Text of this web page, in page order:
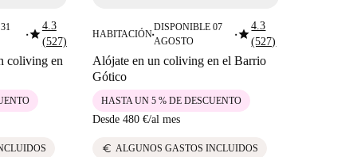
■star4.3
(527)
coliving en
HABITACIÓN■
DISPONIBLE 07
AGOSTO
■star4.3
(527)
Alójate en un coliving en el Barrio
Gótico
Desde 480 €/al mes
HASTA UN 5 % DE DESCUENTO
euro ALGUNOS GASTOS INCLUIDOS